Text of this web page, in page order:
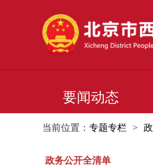
要闻动态
当前位置： 专题专栏 >
政务公开全清单